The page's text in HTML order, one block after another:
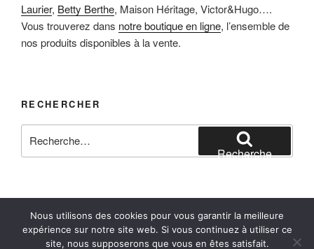
Laurier, Betty Berthe, Maison Héritage, Victor&Hugo….
Vous trouverez dans notre boutique en ligne, l’ensemble de
nos produits disponibles à la vente.
RECHERCHER
pour
Recherche
Facebook Instagram E-mail
Nous utilisons des cookies pour vous garantir la meilleure
expérience sur notre site web. Si vous continuez à utiliser ce
site, nous supposerons que vous en êtes satisfait.